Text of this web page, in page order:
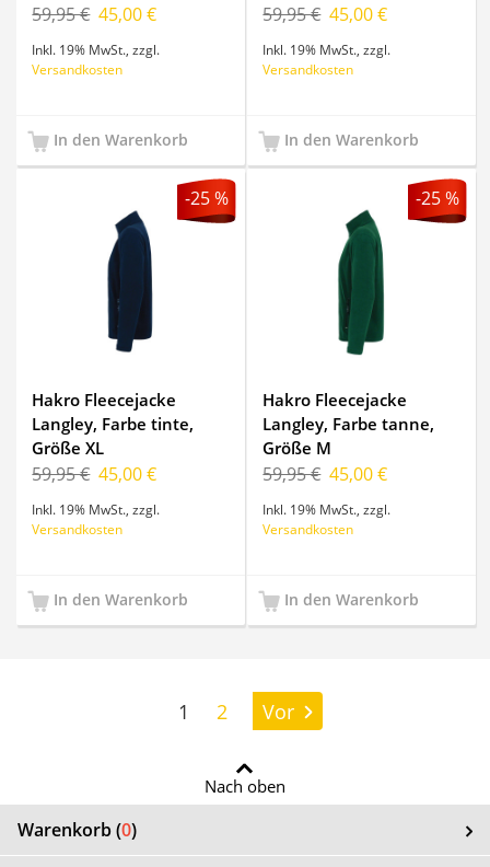
59,95 € 45,00 €
Inkl. 19% MwSt. ,zzgl.
Versandkosten
In den Warenkorb
59,95 € 45,00 €
Inkl. 19% MwSt. ,zzgl.
Versandkosten
In den Warenkorb
-25 %
Hakro Fleecejacke
Langley, Farbe tinte,
Größe XL
59,95 € 45,00 €
Inkl. 19% MwSt. ,zzgl.
Versandkosten
In den Warenkorb
-25 %
Hakro Fleecejacke
Langley, Farbe tanne,
Größe M
59,95 € 45,00 €
Inkl. 19% MwSt. ,zzgl.
Versandkosten
In den Warenkorb
Seite:
1 2 Vor
Nach oben
Warenkorb (0)